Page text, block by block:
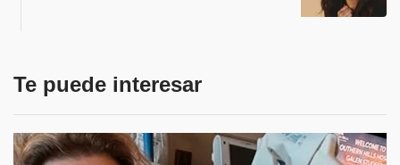
Te puede interesar